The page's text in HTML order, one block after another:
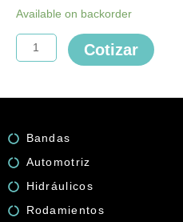
Available on backorder
MANGUERAS
PARA
FRENOS
GATES
Cotizar
Bandas
Automotriz
Hidráulicos
Rodamientos